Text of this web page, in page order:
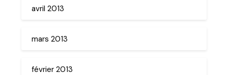
avril 2013
mars 2013
février 2013